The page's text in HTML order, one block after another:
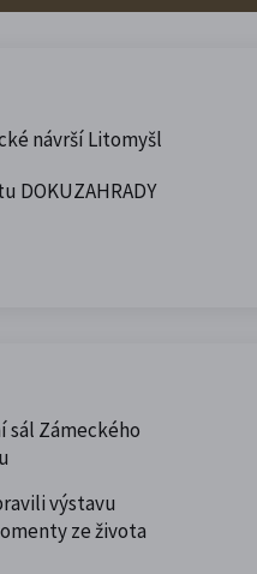
návrší Litomyšl
sál Zámeckého
výstavu
ze života